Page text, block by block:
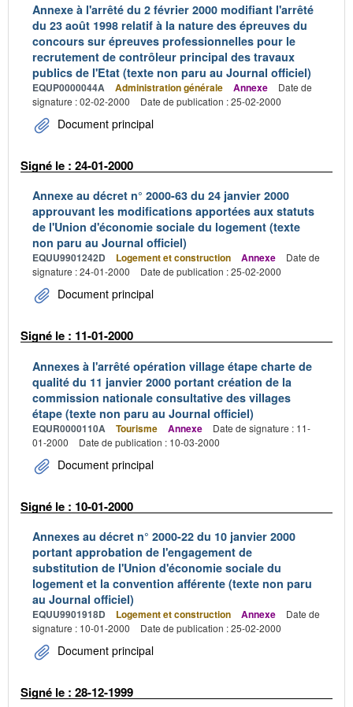
Annexe à l'arrêté du 2 février 2000 modifiant l'arrêté
du 23 août 1998 relatif à la nature des épreuves du
concours sur épreuves professionnelles pour le
recrutement de contrôleur principal des travaux
publics de l'Etat (texte non paru au Journal officiel)
EQUP0000044A Administration générale Annexe
Date de
signature : 02-02-2000
Date de publication : 25-02-2000
Document principal
Signé le : 24-01-2000
Annexe au décret n° 2000-63 du 24 janvier 2000
approuvant les modifications apportées aux statuts
de l'Union d'économie sociale du logement (texte
non paru au Journal officiel)
EQUU9901242D Logement et construction Annexe
Date de
signature : 24-01-2000
Date de publication : 25-02-2000
Document principal
Signé le : 11-01-2000
Annexes à l'arrêté opération village étape charte de
qualité du 11 janvier 2000 portant création de la
commission nationale consultative des villages
étape (texte non paru au Journal officiel)
EQUR0000110A Tourisme Annexe
Date de signature : 11-
01-2000
Date de publication : 10-03-2000
Document principal
Signé le : 10-01-2000
Annexes au décret n° 2000-22 du 10 janvier 2000
portant approbation de l'engagement de
substitution de l'Union d'économie sociale du
logement et la convention afférente (texte non paru
au Journal officiel)
EQUU9901918D Logement et construction Annexe
Date de
signature : 10-01-2000
Date de publication : 25-02-2000
Document principal
Signé le : 28-12-1999